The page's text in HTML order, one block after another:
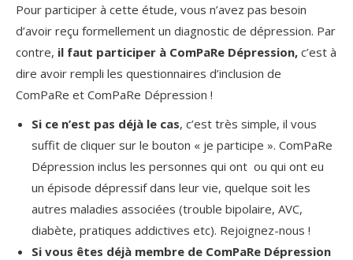
Pour participer à cette étude, vous n’avez pas besoin
d’avoir reçu formellement un diagnostic de dépression. Par
contre, il faut participer à ComPaRe Dépression, c’est à
dire avoir rempli les questionnaires d’inclusion de
ComPaRe et ComPaRe Dépression !
Si ce n’est pas déjà le cas, c’est très simple, il vous
suffit de cliquer sur le bouton « je participe ». ComPaRe
Dépression inclus les personnes qui ont ou qui ont eu
un épisode dépressif dans leur vie, quelque soit les
autres maladies associées (trouble bipolaire, AVC,
diabète, pratiques addictives etc). Rejoignez-nous !
Si vous êtes déjà membre de ComPaRe Dépression